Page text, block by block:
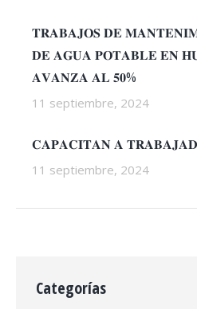
𝐓𝐑𝐀𝐁𝐀𝐉𝐎𝐒 𝐃𝐄
𝐃𝐄 𝐀𝐆𝐔𝐀 𝐏𝐎𝐓𝐀𝐁𝐋𝐄 𝐄𝐍
𝐀𝐕𝐀𝐍𝐙𝐀 𝐀𝐋 𝟓𝟎%
11 septiembre, 2024
𝐂𝐀𝐏𝐀𝐂𝐈𝐓𝐀𝐍 𝐀
11 septiembre, 2024
Categorías